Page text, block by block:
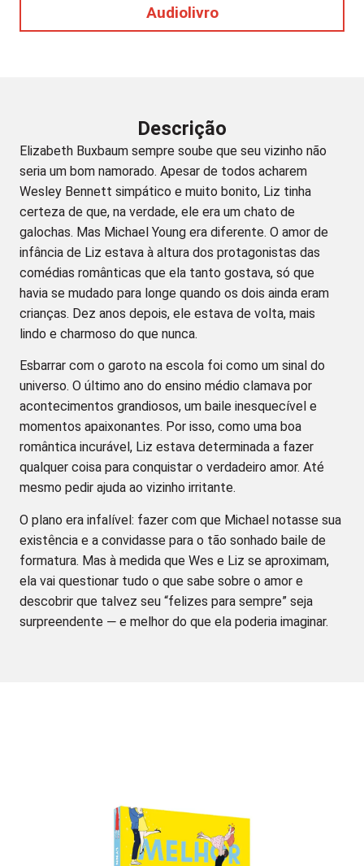
Audiolivro
Descrição
Elizabeth Buxbaum sempre soube que seu vizinho não
seria um bom namorado. Apesar de todos acharem
Wesley Bennett simpático e muito bonito, Liz tinha
certeza de que, na verdade, ele era um chato de
galochas. Mas Michael Young era diferente. O amor de
infância de Liz estava à altura dos protagonistas das
comédias românticas que ela tanto gostava, só que
havia se mudado para longe quando os dois ainda eram
crianças. Dez anos depois, ele estava de volta, mais
lindo e charmoso do que nunca.
Esbarrar com o garoto na escola foi como um sinal do
universo. O último ano do ensino médio clamava por
acontecimentos grandiosos, um baile inesquecível e
momentos apaixonantes. Por isso, como uma boa
romântica incurável, Liz estava determinada a fazer
qualquer coisa para conquistar o verdadeiro amor. Até
mesmo pedir ajuda ao vizinho irritante.
O plano era infalível: fazer com que Michael notasse sua
existência e a convidasse para o tão sonhado baile de
formatura. Mas à medida que Wes e Liz se aproximam,
ela vai questionar tudo o que sabe sobre o amor e
descobrir que talvez seu “felizes para sempre” seja
surpreendente ― e melhor do que ela poderia imaginar.